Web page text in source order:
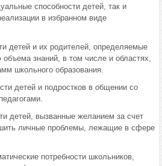
способности детей, так и
в избранном виде
детей и их родителей, определяемые
знаний, в том числе и областях,
школьного образования.
детей и подростков в общении со
детей, вызванные желанием за счет
личные проблемы, лежащие в сфере
потребности школьников,